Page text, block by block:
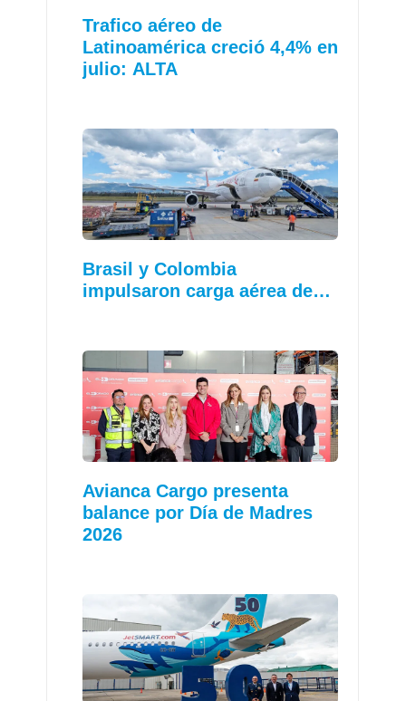
Trafico aéreo de
Latinoamérica creció 4,4% en
julio: ALTA
Brasil y Colombia
impulsaron carga aérea de…
Avianca Cargo presenta
balance por Día de Madres
2026